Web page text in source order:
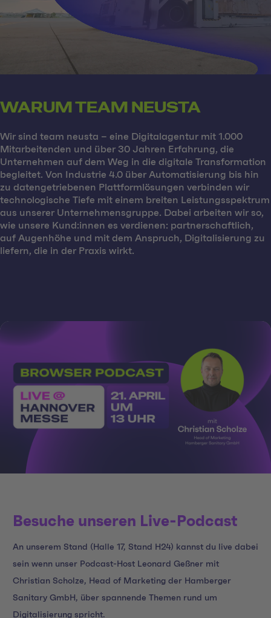
WARUM TEAM NEUSTA
Wir sind team neusta – eine Digitalagentur mit 1.000
Mitarbeitenden und über 30 Jahren Erfahrung, die
Unternehmen auf dem Weg in die digitale Transformation
begleitet. Von Industrie 4.0 über Automatisierung bis hin
zu datengetriebenen Plattformlösungen verbinden wir
technologische Tiefe mit einem breiten Leistungsspektrum
aus unserer Unternehmensgruppe. Dabei arbeiten wir so,
wie unsere Kund:innen es verdienen: partnerschaftlich,
auf Augenhöhe und mit dem Anspruch, Digitalisierung zu
liefern, die in der Praxis wirkt.
Besuche unseren Live-Podcast
An unserem Stand ( Halle 17, Stand H24) kannst du live dabei
sein wenn unser Podcast-Host Leonard Geßner mit
Christian Scholze, Head of Marketing der Hamberger
Sanitary GmbH, über spannende Themen rund um
Digitalisierung spricht.